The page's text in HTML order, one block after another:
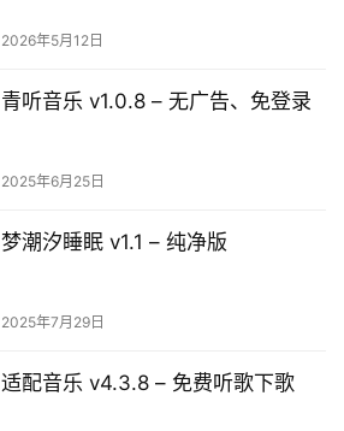
2026年5月12日
青听音乐 v1.0.8 – 无广告、免登录
2025年6月25日
梦潮汐睡眠 v1.1 – 纯净版
2025年7月29日
适配音乐 v4.3.8 – 免费听歌下歌